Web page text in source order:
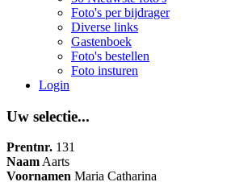
Foto's per bijdrager
Diverse links
Gastenboek
Foto's bestellen
Foto insturen
Login
Uw selectie...
Prentnr. 131
NaamAarts
Voornamen Maria Catharina